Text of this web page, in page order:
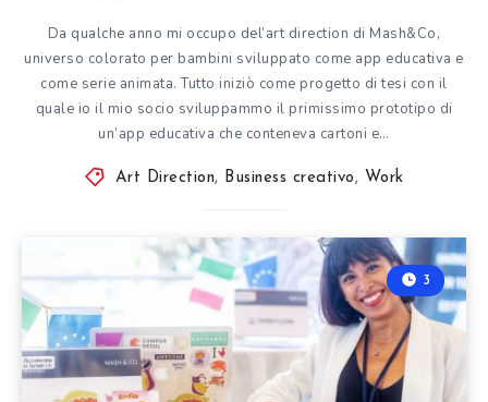
Da qualche anno mi occupo del’art direction di Mash&Co,
universo colorato per bambini sviluppato come app educativa e
come serie animata. Tutto iniziò come progetto di tesi con il
quale io il mio socio sviluppammo il primissimo prototipo di
un’app educativa che conteneva cartoni e…
Art Direction, Business creativo , Work
3